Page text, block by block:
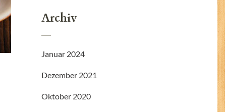
Archiv
Januar 2024
Dezember 2021
Oktober 2020